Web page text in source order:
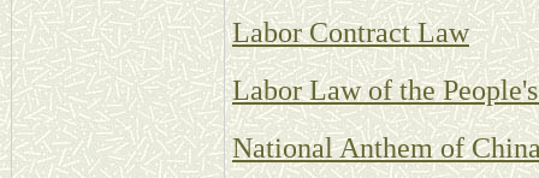
Labor Contract Law
Labor Law of the
National Anthem of